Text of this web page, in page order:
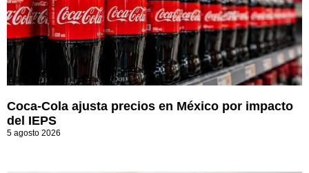
Coca-Cola ajusta precios en México por impacto
del IEPS
5 agosto 2026